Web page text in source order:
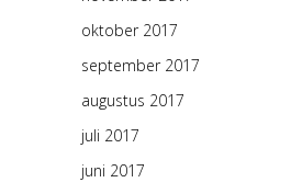
oktober 2017
september 2017
augustus 2017
juli 2017
juni 2017